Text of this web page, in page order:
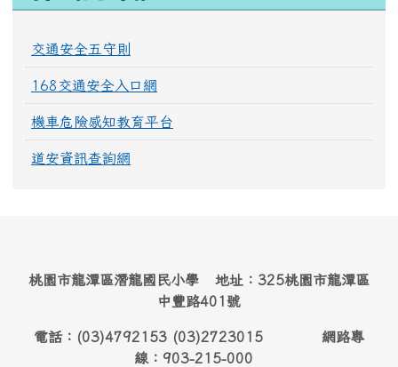
交通安全五守則
168交通安全入口網
機車危險感知教育平台
道安資訊查詢網
桃園市龍潭區潛龍國民小學 地址：325桃園市龍潭區
中豐路401號
電話：(03)4792153 (03)2723015 網路專
線：903-215-000